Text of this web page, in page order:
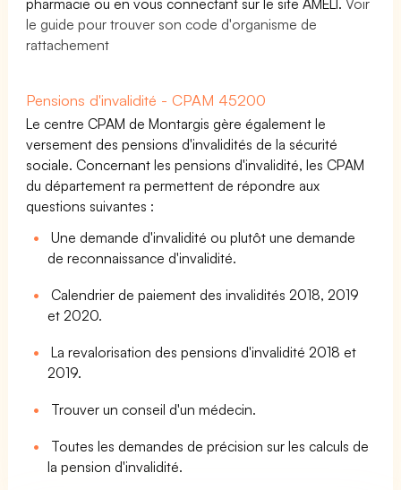
le guide pour trouver son code d'organisme de
rattachement
Pensions d'invalidité - CPAM 45200
Le centre CPAM de Montargis gère également le
versement des pensions d'invalidités de la sécurité
sociale. Concernant les pensions d'invalidité, les CPAM
du département ra permettent de répondre aux
questions suivantes :
Une demande d'invalidité ou plutôt une demande
de reconnaissance d'invalidité.
Calendrier de paiement des invalidités 2018, 2019
et 2020.
La revalorisation des pensions d'invalidité 2018 et
2019.
Trouver un conseil d'un médecin.
Toutes les demandes de précision sur les calculs de
la pension d'invalidité.